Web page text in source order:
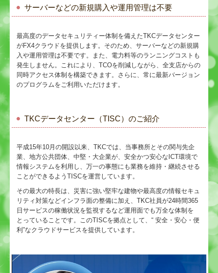
サーバーなどの新規購入や運用管理は不要
最高度のデータセキュリティー体制を備えたTKCデータセンター
がFX4クラウドを提供します。そのため、サーバーなどの新規購
入や運用管理は不要です。また、電力料等のランニングコストも
発生しません。これにより、TCOを削減しながら、全支店からの
同時アクセス体制を構築できます。さらに、常に最新バージョン
のプログラムをご利用いただけます。
TKCデータセンター（TISC）のご紹介
平成15年10月の開設以来、TKCでは、当事務所とその関与先企
業、地方公共団体、中堅・大企業が、安全かつ安心なICT環境で
情報システムを利用し、万一の事態にも業務を維持・継続させる
ことができるようTISCを運営しています。
その最大の特長は、災害に強い堅牢な建物や最高度の情報セキュ
リティ対策などインフラ面の整備に加え、TKC社員が24時間365
日サービスの稼働状況を監視するなど運用面でも万全な体制を
とっていることです。このTISCを拠点として、“ 安全・安心・便
利”なクラウドサービスを提供しています。